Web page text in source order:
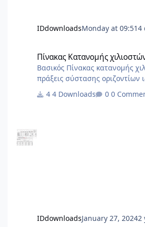
IDdownloadsMonday at 09:514
Πίνακας Κατανομής
Βασικός Πίνακας κατανομής
πράξεις σύστασης οριζοντίων
δικό σας
4 Downloads 0
IDdownloadsJanuary 27, 20242